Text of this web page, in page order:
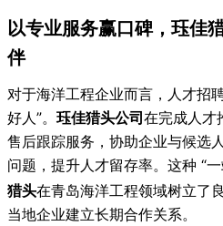
以专业服务赢口碑，珏佳
伴
对于海洋工程企业而言，人才招
好人”。 珏佳猎头公司在完成人才
售后跟踪服务，协助企业与候选
问题，提升人才留存率。这种 “
猎头在青岛海洋工程领域树立了
当地企业建立长期合作关系。